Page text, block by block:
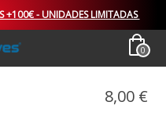
+100€ - UNIDADES LIMITADAS
0
8,00 €